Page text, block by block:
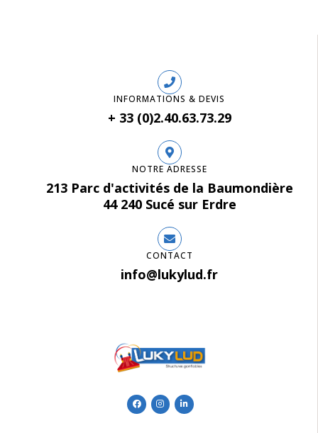
INFORMATIONS & DEVIS
+ 33 (0)2.40.63.73.29
NOTRE ADRESSE
213 Parc d'activités de la Baumondière
44 240 Sucé sur Erdre
CONTACT
info@lukylud.fr